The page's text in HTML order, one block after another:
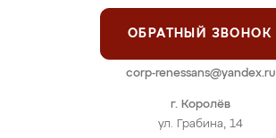
г. Королёв
ул. Грабина, 14
ОБРАТНЫЙ ЗВОНОК
corp-renessans@yandex.ru